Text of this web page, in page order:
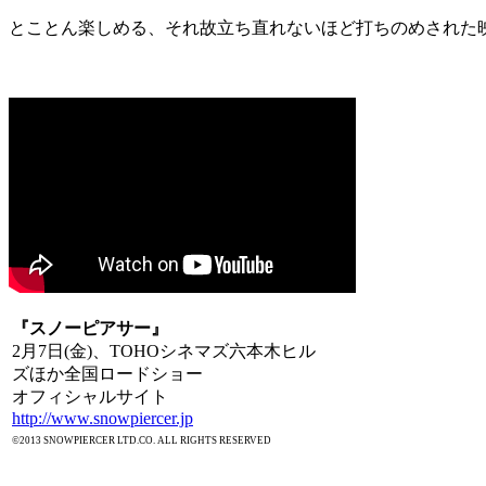
とことん楽しめる、それ故立ち直れないほど打ちのめされた
『スノーピアサー』
2月7日(金)、TOHOシネマズ六本木ヒル
ズほか全国ロードショー
オフィシャルサイト
http://www.snowpiercer.jp
©2013 SNOWPIERCER LTD.CO. ALL RIGHTS RESERVED